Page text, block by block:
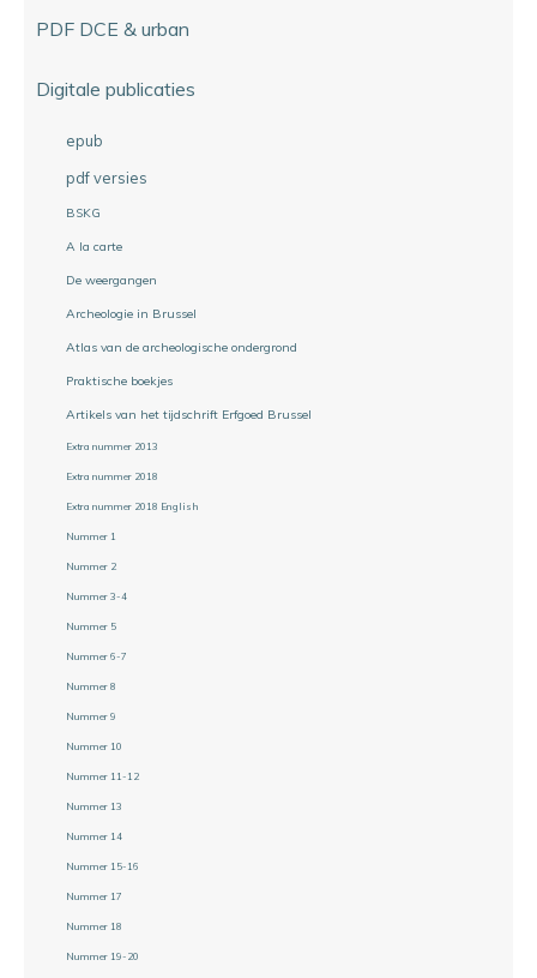
PDF DCE & urban
Digitale publicaties
epub
pdf versies
BSKG
A la carte
De weergangen
Archeologie in Brussel
Atlas van de archeologische ondergrond
Praktische boekjes
Artikels van het tijdschrift Erfgoed Brussel
Extra nummer 2013
Extra nummer 2018
Extra nummer 2018 English
Nummer 1
Nummer 2
Nummer 3-4
Nummer 5
Nummer 6-7
Nummer 8
Nummer 9
Nummer 10
Nummer 11-12
Nummer 13
Nummer 14
Nummer 15-16
Nummer 17
Nummer 18
Nummer 19-20